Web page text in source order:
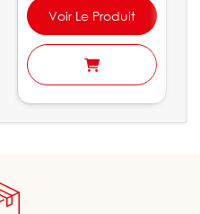
Voir Le Produit